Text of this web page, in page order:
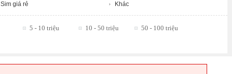
Sim giá rẻ Khác
5 - 10 triệu 10 - 50 triệu
50 - 100 triệu